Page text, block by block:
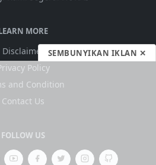
MORE
Disclaimer
Policy
and Condition
Contact Us
FOLLOW US
SEMBUNYIKAN IKLAN ✕